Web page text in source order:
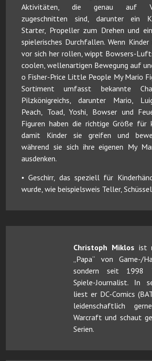
Aktivitäten, die genau auf
zugeschnitten sind, darunter ein
Starter, Propeller zum Drehen und
spielerisches Durchfallen. Wenn Kinder
vor sich her rollen, wippt Bowsers-
coolen, wellenartigen Bewegung auf
o Fisher-Price Little People My Mario
Sortiment umfasst bekannte
Pilzkönigreichs, darunter Mario,
Peach, Toad, Yoshi, Bowser und
Figuren haben die richtige Größe für
damit Kinder sie greifen und
während sie sich ihre eigenen My
ausdenken.
• Geschirr, das speziell für
wurde, wie beispielsweis Teller,
Christoph Miklos ist
„Papa“ von Game-/
sondern seit 1998
Spiele-Journalist. In
liest er DC-Comics
leidenschaftlich
Warcraft und schaut
Serien.